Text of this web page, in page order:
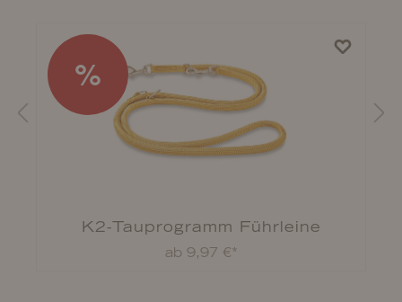
%
K2-Tauprogramm Führleine
ab 9,97 €*